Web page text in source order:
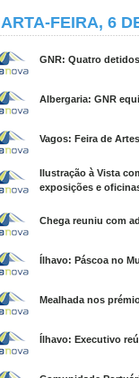
FEIRA, 6
GNR: Quatro
Albergaria: GNR
Vagos: Feira de
Ilustração à Vista
exposições e
Chega reuniu com
Ílhavo: Páscoa no
Mealhada nos
Ílhavo: Executivo